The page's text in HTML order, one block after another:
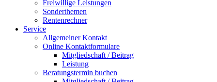
Freiwillige Leistungen
Sonderthemen
Rentenrechner
Service
Allgemeiner Kontakt
Online Kontaktformulare
Mitgliedschaft / Beitrag
Leistung
Beratungstermin buchen